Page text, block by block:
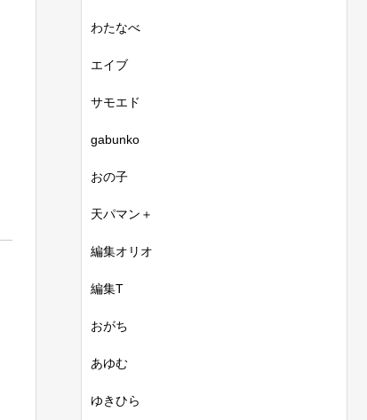
わたなべ
エイブ
サモエド
gabunko
おの子
天パマン＋
編集オリオ
編集T
おがち
あゆむ
ゆきひら